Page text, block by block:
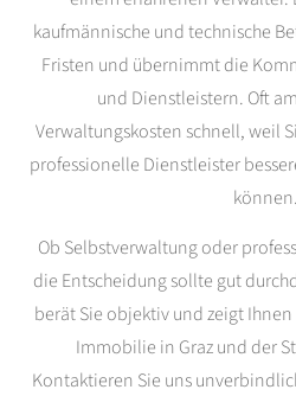
kaufmännische und technische
Fristen und übernimmt die
und Dienstleistern. Oft
Verwaltungskosten schnell, weil
professionelle Dienstleister
können.
Ob Selbstverwaltung oder
die Entscheidung sollte gut
berät Sie objektiv und zeigt Ihnen
Immobilie in Graz und der
Kontaktieren Sie uns